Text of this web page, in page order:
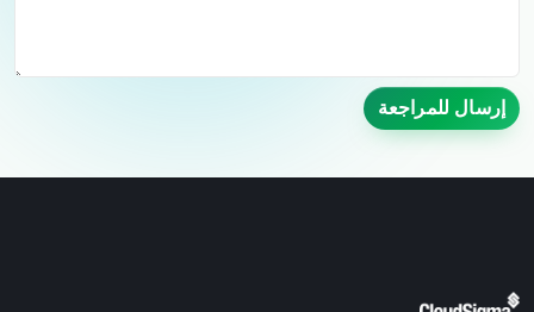
إرسال للمراجعة